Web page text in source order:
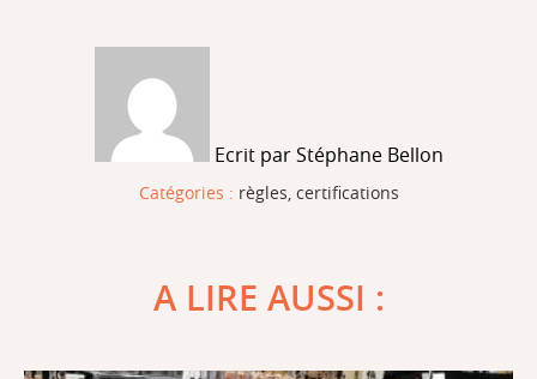
Ecrit par Stéphane Bellon
Catégories : règles, certifications
A LIRE AUSSI :